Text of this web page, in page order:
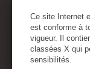
Ce site Internet
est conforme à
vigueur. Il
classées X qui
sensibilités.